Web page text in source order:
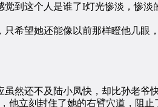
到这个人是谁了I灯光惨淡，惨
望她还能像以前那样瞪他几眼
还不及陆小凤快，却比孙老爷快
立刻封住了她的右臂穴道，阻止